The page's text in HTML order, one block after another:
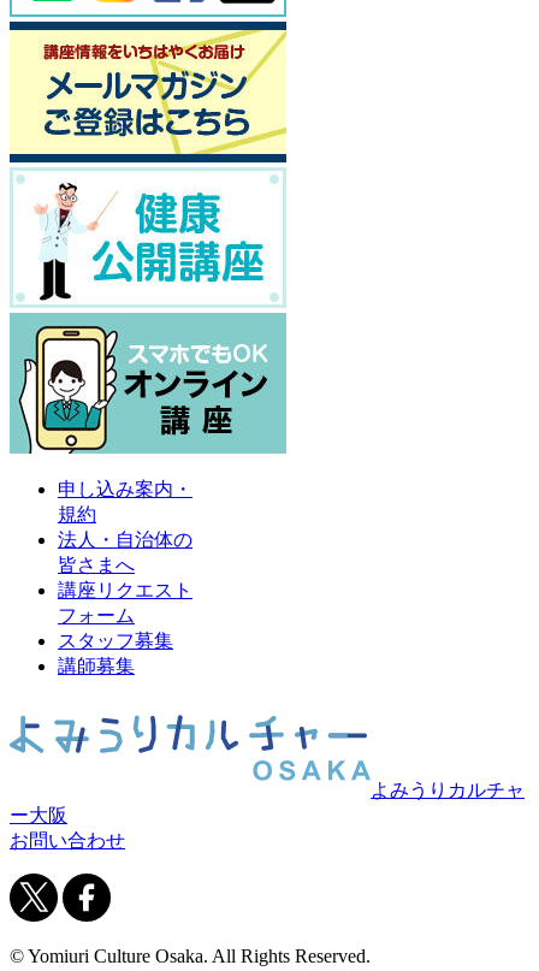
申し込み案内・
規約
法人・自治体の
皆さまへ
講座リクエスト
フォーム
スタッフ募集
講師募集
よみうりカルチャ
ー大阪
お問い合わせ
© Yomiuri Culture Osaka. All Rights Reserved.